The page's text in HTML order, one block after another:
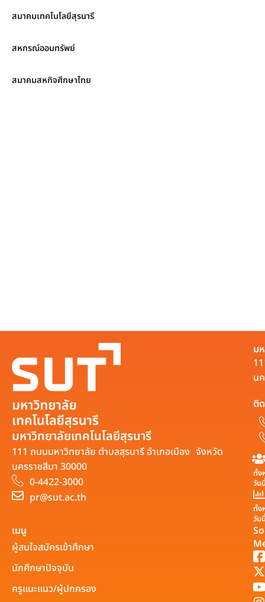
สมาคมเทคโนโลยีสุรนารี
สหกรณ์ออมทรัพย์
สมาคมสหกิจศึกษาไทย
มหาวิทยาลัยเทคโนโลยีสุรนารี
111 ถนนมหาวิทยาลัย ตำบลสุรนารี อำเภอเมือง จังหวัด
นครราชสีมา 30000
0-4422-3000
pr@sut.ac.th
ม
น
ติ
ทั้ง
วัน
ทั้ง
วัน
เมนู
ผู้สนใจสมัครเข้าศึกษา
นักศึกษาปัจจุบัน
ครูแนะแนว/ผู้ปกครอง